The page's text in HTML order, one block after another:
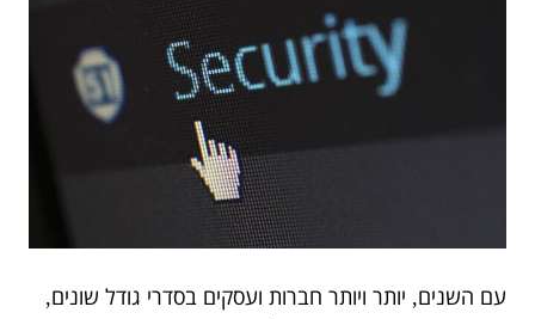
עם השנים, יותר ויותר חברות ועסקים בסדרי גודל שונים,